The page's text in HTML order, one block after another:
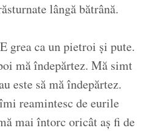
lângă bătrână.
grea ca un pietroi și pute.
mă îndepărtez. Mă simt
este să mă îndepărtez.
reamintesc de eurile
mai întorc oricât aș fi de